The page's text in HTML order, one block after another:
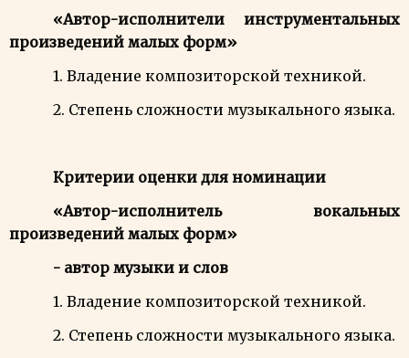
«Автор-исполнители инструментальных
произведений малых форм»
1. Владение композиторской техникой.
2. Степень сложности музыкального языка.
Критерии оценки для номинации
«Автор-исполнитель вокальных
произведений малых форм»
- автор музыки и слов
1. Владение композиторской техникой.
2. Степень сложности музыкального языка.